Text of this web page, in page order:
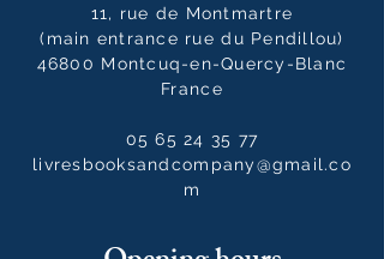
11, rue de Montmartre
(main entrance rue du Pendillou)
46800 Montcuq-en-Quercy-Blanc
France
05 65 24 35 77
livresbooksandcompany@gmail.co
m